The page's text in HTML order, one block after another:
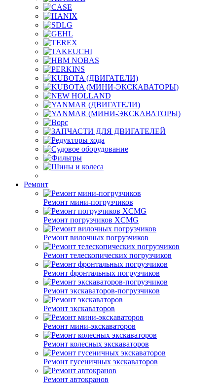
Ремонт
Ремонт мини-погрузчиков
Ремонт погрузчиков XCMG
Ремонт вилочных погрузчиков
Ремонт телескопических погрузчиков
Ремонт фронтальных погрузчиков
Ремонт экскаваторов-погрузчиков
Ремонт экскаваторов
Ремонт мини-экскаваторов
Ремонт колесных экскаваторов
Ремонт гусеничных экскаваторов
Ремонт автокранов